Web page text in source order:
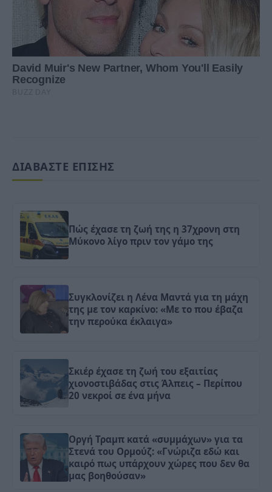
ΔΙΑΒΑΣΤΕ ΕΠΙΣΗΣ
Πώς έχασε τη ζωή της η 37χρονη στη
Μύκονο λίγο πριν τον γάμο της
Συγκλονίζει η Λένα Μαντά για τη μάχη
της με τον καρκίνο: «Με το που έβαζα
την περούκα έκλαιγα»
Σκιέρ έχασε τη ζωή του εξαιτίας
χιονοστιβάδας στις Άλπεις – Περίπου
20 νεκροί σε ένα μήνα
Οργή Τραμπ κατά «συμμάχων» για τα
Στενά του Ορμούζ: «Γνώριζα εδώ και
καιρό πως υπάρχουν χώρες που δεν θα
μας βοηθούσαν»